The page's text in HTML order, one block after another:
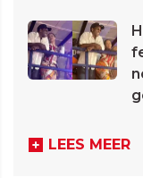
LEES MEER